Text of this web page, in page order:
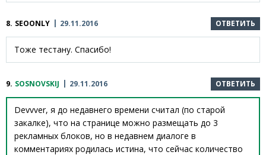
8. SEOONLY 29.11.2016 ОТВЕТИТЬ
Тоже тестану. Спасибо!
9. SOSNOVSKIJ 29.11.2016 ОТВЕТИТЬ
Devvver, я до недавнего времени считал (по старой
закалке), что на странице можно размещать до 3
рекламных блоков, но в недавнем диалоге в
комментариях родилась истина, что сейчас количество